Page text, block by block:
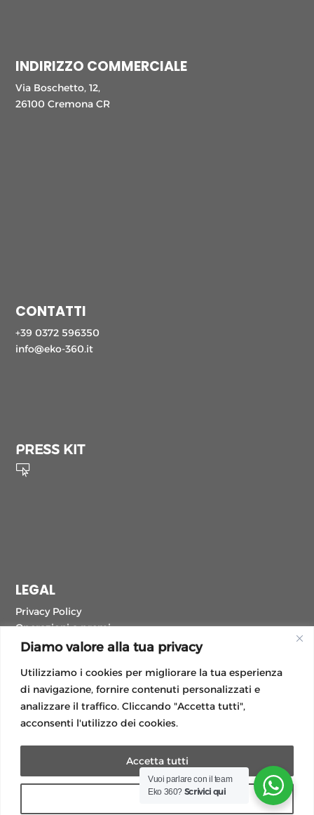
Diamo valore alla tua privacy
Utilizziamo i cookies per migliorare la tua esperienza
di navigazione, fornire contenuti personalizzati e
analizzare il traffico. Cliccando "Accetta tutti",
acconsenti l'utilizzo dei cookies.
Rifiuta
Accetta tutti
INDIRIZZO COMMERCIALE
Via Boschetto, 12,
26100 Cremona CR
CONTATTI
+39 0372 596350
info@eko-360.it
PRESS KIT

LEGAL
Privacy Policy
Operazioni a premi
Normative luce e gas
Guida lettura bolletta
Modulo Reclamo
Modulo reclami importi anomali
Vuoi parlare con il team
Eko 360? Scrivici qui